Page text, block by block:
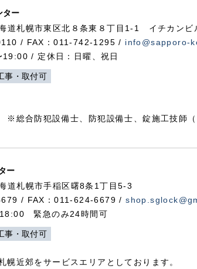
ター
札幌市東区北８条東８丁目1-1 イチカンビ
/ FAX：011-742-1295 / info@sapporo-
/ 定休日：日曜、祝日
事・取付可
総合防犯設備士、防犯設備士、錠施工技師
ー
札幌市手稲区曙8条1丁目5-3
/ FAX：011-624-6679 /
緊急のみ24時間可
事・取付可
近郊をサービスエリアとしております。